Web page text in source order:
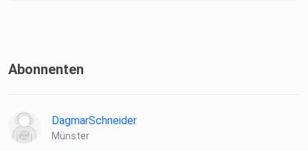
Abonnenten
DagmarSchneider
Münster